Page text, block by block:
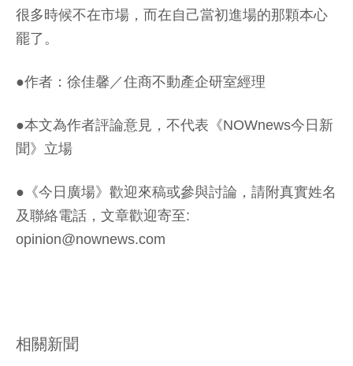
很多時候不在市場，而在自己當初進場的那顆本心
罷了。
●作者：徐佳馨／住商不動產企研室經理
●本文為作者評論意見，不代表《NOWnews今日新
聞》立場
●《今日廣場》歡迎來稿或參與討論，請附真實姓名
及聯絡電話，文章歡迎寄至:
opinion@nownews.com
相關新聞